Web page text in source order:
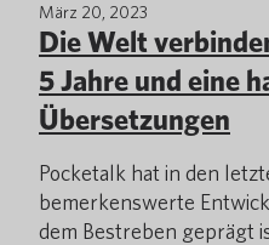
März 20, 2023
Die Welt
5 Jahre und eine
Übersetzungen
Pocketalk hat in den
bemerkenswerte
dem Bestreben geprägt